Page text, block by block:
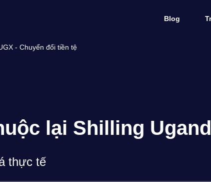
Blog
- Chuyển đổi tiền tệ
lại Shilling
thực tế